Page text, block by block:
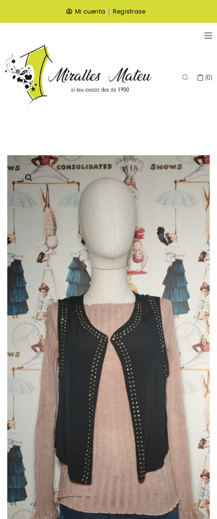
Mi cuenta | Registrase
(0)